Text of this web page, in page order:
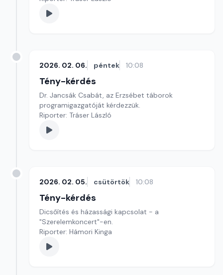
2026. 02. 06. péntek 10:08
Tény-kérdés
Dr. Jancsák Csabát, az Erzsébet táborok
programigazgatóját kérdezzük.
Riporter: Tráser László
2026. 02. 05. csütörtök 10:08
Tény-kérdés
Dicsőítés és házassági kapcsolat - a
"Szerelemkoncert"-en.
Riporter: Hámori Kinga